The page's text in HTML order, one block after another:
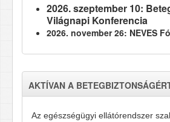
2026. szeptember 10:
Világnapi Konferencia
2026. november 26: NEVES
AKTÍVAN A
Az egészségügyi ellátórendszer